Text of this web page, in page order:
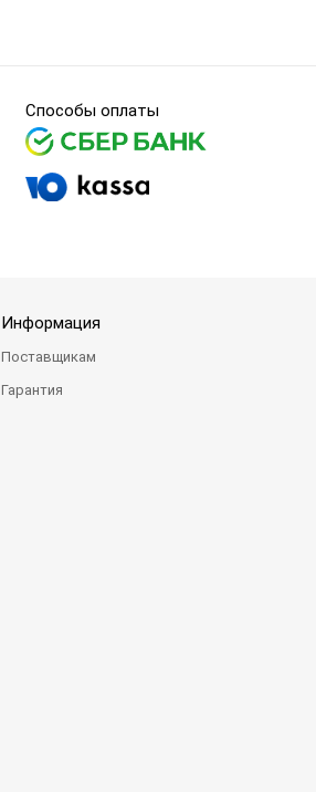
Способы оплаты
Информация
Поставщикам
Гарантия